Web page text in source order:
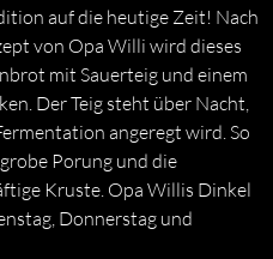
auf die heutige Zeit! Nach
von Opa Willi wird dieses
mit Sauerteig und einem
Der Teig steht über Nacht,
angeregt wird. So
Porung und die
Kruste. Opa Willis Dinkel
Donnerstag und